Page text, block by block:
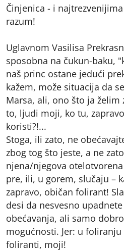
Činjenica - i
razum!
Uglavnom Vasilisa
sposobna na čukun-baku,
naš princ ostane jedući
kažem, može situacija da
Marsa, ali, ono što ja želim
to, ljudi moji, ko tu,
koristi?!...
Stoga, ili zato, ne
zbog tog što jeste, a ne
njena/njegova
pre, ili, u gorem, slučaju –
zapravo, običan folirant!
desi da nesvesno
obećavanja, ali samo
mogućnosti. Jer: u foliranju
foliranti, moji!